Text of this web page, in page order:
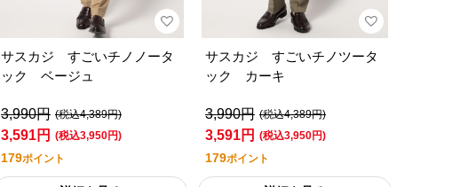
サスカジ すごいチノノータ
ック ベージュ
3,990円 (税込4,389円)
3,591円 (税込3,950円)
179ポイント
サスカジ すごいチノツータ
ック カーキ
3,990円 (税込4,389円)
3,591円 (税込3,950円)
179ポイント